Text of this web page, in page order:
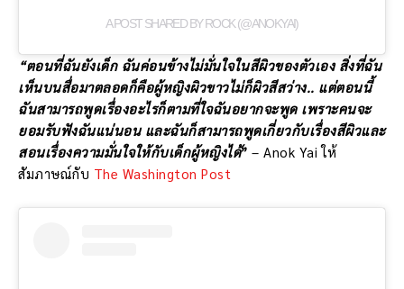
A POST SHARED BY ROCK (@ANOKYAI)
“ตอนที่ฉันยังเด็ก ฉันค่อนข้างไม่มั่นใจในสีผิวของตัวเอง สิ่งที่ฉัน
เห็นบนสื่อมาตลอดก็คือผู้หญิงผิวขาวไม่ก็ผิวสีสว่าง.. แต่ตอนนี้
ฉันสามารถพูดเรื่องอะไรก็ตามที่ใจฉันอยากจะพูด เพราะคนจะ
ยอมรับฟังฉันแน่นอน และฉันก็สามารถพูดเกี่ยวกับเรื่องสีผิวและ
สอนเรื่องความมั่นใจให้กับเด็กผู้หญิงได้” – Anok Yai ให้
สัมภาษณ์กับ The Washington Post